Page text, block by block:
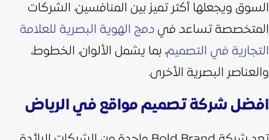
السوق ويجعلها أكثر تميز بين المنافسين، الشركات
المتخصصة تساعد في دمج الهوية البصرية للعلامة
التجارية في التصميم، بما يشمل الألوان، الخطوط،
والعناصر البصرية الأخرى.
افضل شركة تصميم مواقع في الرياض